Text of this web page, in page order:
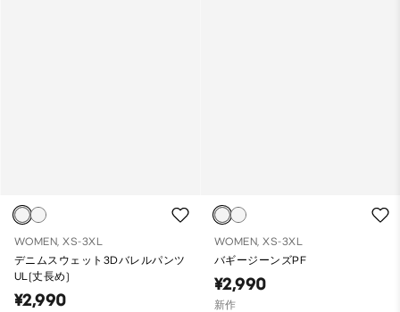
WOMEN, XS-3XL
デニムスウェット3Dバレルパンツ
UL(丈長め)
¥2,990
WOMEN, XS-3XL
バギージーンズPF
¥2,990
新作